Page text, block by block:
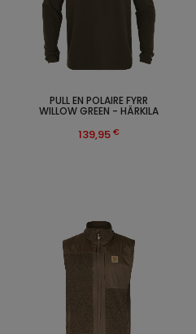
PULL EN POLAIRE FYRR
WILLOW GREEN - HÄRKILA
139,95 €